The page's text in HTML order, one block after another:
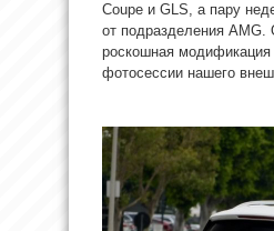
Coupe и GLS, а пару
от подразделения AMG.
роскошная модификация
фотосессии нашего